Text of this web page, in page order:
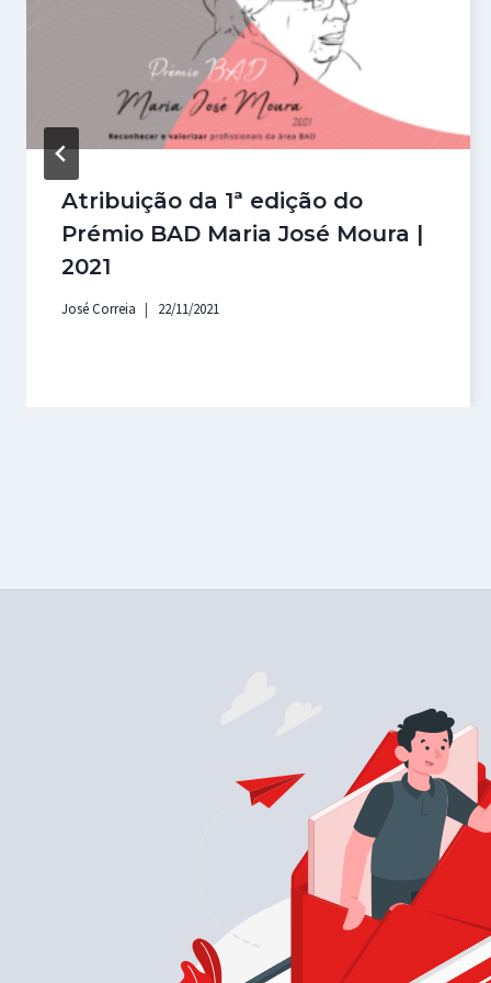
Atribuição da 1ª edição do
Prémio BAD Maria José Moura |
2021
José Correia 22/11/2021